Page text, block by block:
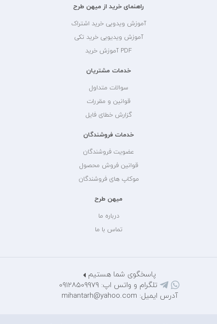
راهنمای خرید از میهن طرح
آموزش ویدویی خرید اشتراک
آموزش ویدیویی خرید تکی
PDF آموزش خرید
خدمات مشتریان
سوالات متداول
قوانین و مقررات
گزارش خطای فایل
خدمات فروشندگان
عضویت فروشندگان
قوانین فروش محصول
موکاپ های فروشندگان
میهن طرح
درباره ما
تماس با ما
پاسخگوی شما هستیم
تلگرام و واتس اپ: 09128509979
آدرس ایمیل: mihantarh@yahoo.com